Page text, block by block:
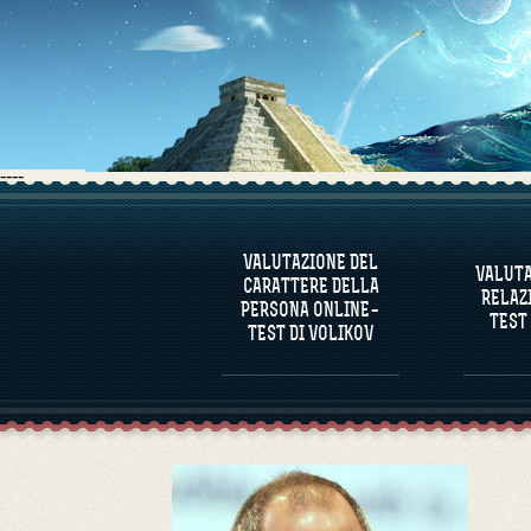
----
VALUTAZIONE DEL
CARATTERE DELLA
PERSONA ONLINE–
TEST DI VOLIKOV
PROGRAMMA
VALUTARE IL CARATTERE
DELLA PERSONA
VALUTAZIONE DEL